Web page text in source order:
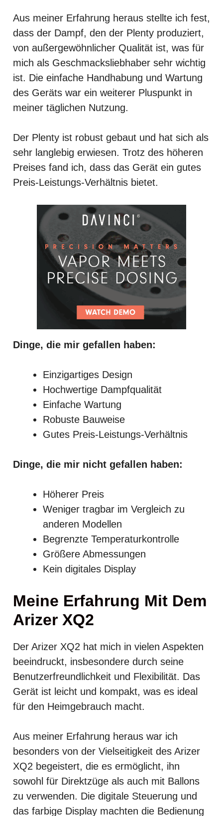
Aus meiner Erfahrung heraus stellte ich fest,
dass der Dampf, den der Plenty produziert,
von außergewöhnlicher Qualität ist, was für
mich als Geschmacksliebhaber sehr wichtig
ist. Die einfache Handhabung und Wartung
des Geräts war ein weiterer Pluspunkt in
meiner täglichen Nutzung.
Der Plenty ist robust gebaut und hat sich als
sehr langlebig erwiesen. Trotz des höheren
Preises fand ich, dass das Gerät ein gutes
Preis-Leistungs-Verhältnis bietet.
Dinge, die mir gefallen haben:
Einzigartiges Design
Hochwertige Dampfqualität
Einfache Wartung
Robuste Bauweise
Gutes Preis-Leistungs-Verhältnis
Dinge, die mir nicht gefallen haben:
Höherer Preis
Weniger tragbar im Vergleich zu
anderen Modellen
Begrenzte Temperaturkontrolle
Größere Abmessungen
Kein digitales Display
Meine Erfahrung Mit Dem
Arizer XQ2
Der Arizer XQ2 hat mich in vielen Aspekten
beeindruckt, insbesondere durch seine
Benutzerfreundlichkeit und Flexibilität. Das
Gerät ist leicht und kompakt, was es ideal
für den Heimgebrauch macht.
Aus meiner Erfahrung heraus war ich
besonders von der Vielseitigkeit des Arizer
XQ2 begeistert, die es ermöglicht, ihn
sowohl für Direktzüge als auch mit Ballons
zu verwenden. Die digitale Steuerung und
das farbige Display machten die Bedienung